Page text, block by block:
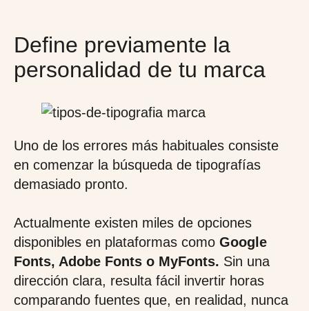
Define previamente la
personalidad de tu marca
Uno de los errores más habituales consiste
en comenzar la búsqueda de tipografías
demasiado pronto.
Actualmente existen miles de opciones
disponibles en plataformas como Google
Fonts, Adobe Fonts o MyFonts. Sin una
dirección clara, resulta fácil invertir horas
comparando fuentes que, en realidad, nunca